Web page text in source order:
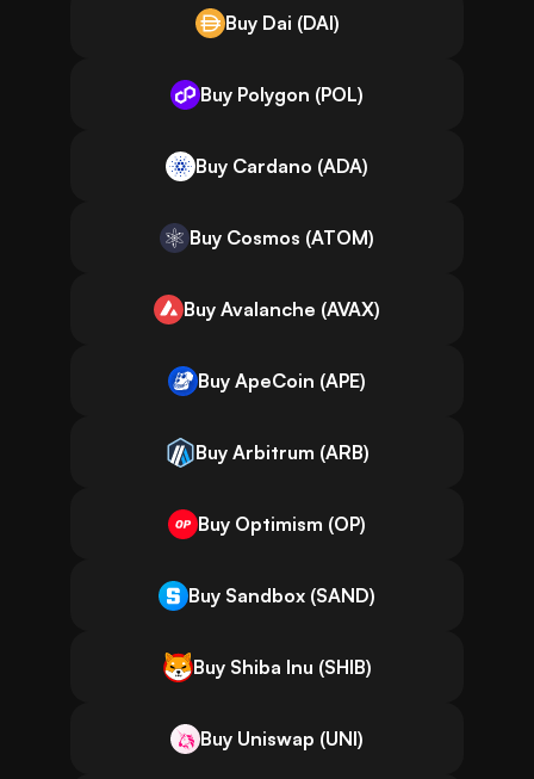
Buy Dai (DAI)
Buy Polygon (POL)
Buy Cardano (ADA)
Buy Cosmos (ATOM)
Buy Avalanche (AVAX)
Buy ApeCoin (APE)
Buy Arbitrum (ARB)
Buy Optimism (OP)
Buy Sandbox (SAND)
Buy Shiba Inu (SHIB)
Buy Uniswap (UNI)